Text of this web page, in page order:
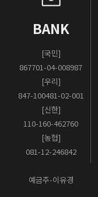
BANK
[국민]
867701-04-008987
[우리]
847-100481-02-001
[신한]
110-160-462760
[농협]
081-12-246842
예금주-이유경